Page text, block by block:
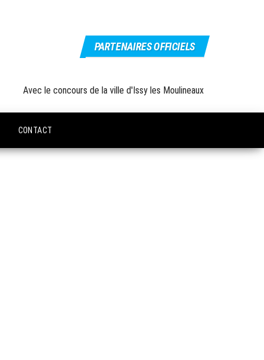
PARTENAIRES OFFICIELS
Avec le concours de la ville d'Issy les Moulineaux
CONTACT